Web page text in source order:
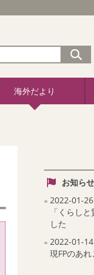
海外だより
お知らせ
2022-01-
「くらし
した
2022-01-
現FPのあ